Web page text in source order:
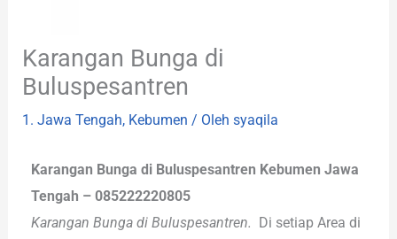
Karangan Bunga di
Buluspesantren
1. Jawa Tengah, Kebumen / Olehsyaqila
Karangan Bunga di Buluspesantren Kebumen Jawa
Tengah – 085222220805
Karangan Bunga di Buluspesantren. Di setiap Area di